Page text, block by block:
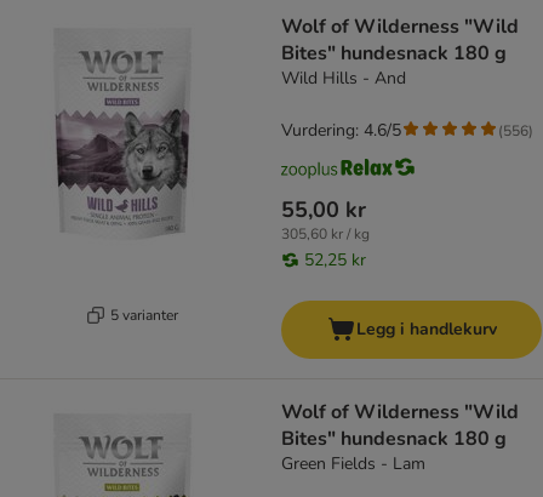
5 varianter
Wolf of Wilderness "Wild
Bites" hundesnack 180 g
Wild Hills - And
55,00 kr
305,60 kr / kg
52,25 kr
Vurdering: 4.6/5 (556)
Legg i handlekurv
Wolf of Wilderness "Wild
Bites" hundesnack 180 g
Green Fields - Lam